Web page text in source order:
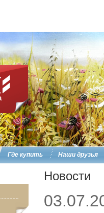
Где купить Наши друзья
Новости